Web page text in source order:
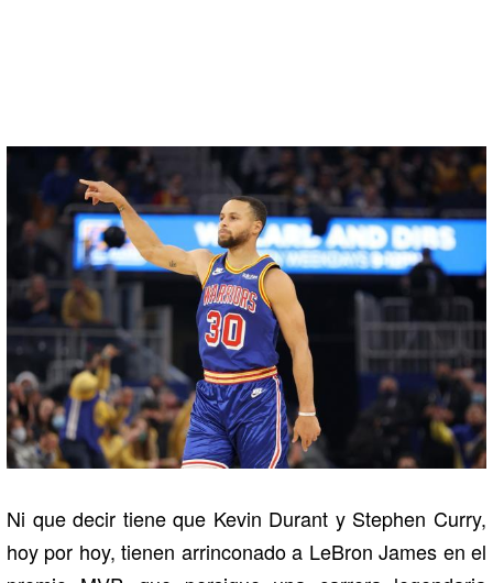
Ni que decir tiene que Kevin Durant y Stephen Curry,
hoy por hoy, tienen arrinconado a LeBron James en el